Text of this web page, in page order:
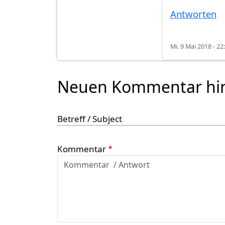
Antworten
Mi. 9 Mai 2018 -
Neuen Kommentar
Betreff / Subject
Kommentar